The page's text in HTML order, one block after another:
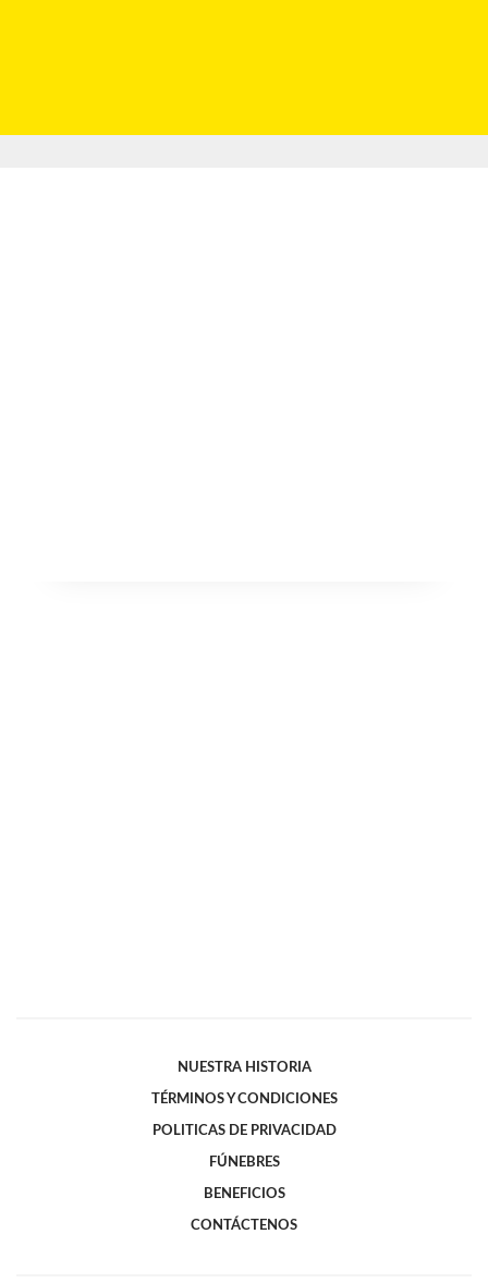
NUESTRA HISTORIA
TÉRMINOS Y CONDICIONES
POLITICAS DE PRIVACIDAD
FÚNEBRES
BENEFICIOS
CONTÁCTENOS